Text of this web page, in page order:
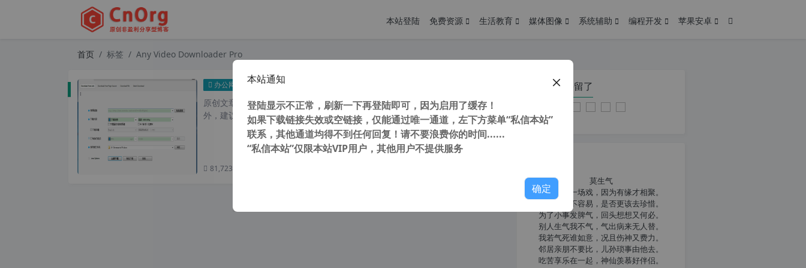
本站登陆 免费资源 生活教育 媒体图像 系统辅助 编程开发 苹果安卓
首页 标签 Any Video Downloader Pro
办公网络 All Video 下载器专业版 v7.25.2.0 汉化中文破解版 YouTube或全网视频下载软件
原创文章，转载请注明： 转载自 cnorg.12hp.de 注意： 由于网站空间位于国
外，建议避开晚上的访问高...
81,723 次浏览
您在本页停留了
莫生气
人生就像一场戏，因为有缘才相聚。
相扶到老不容易，是否更该去珍惜。
为了小事发脾气，回头想想又何必。
别人生气我不气，气出病来无人替。
我若气死谁如意，况且伤神又费力。
邻居亲朋不要比，儿孙琐事由他去。
吃苦享乐在一起，神仙羡慕好伴侣。
本站通知
登陆显示不正常，刷新一下再登陆即可，因为启用了缓存！
如果下载链接失效或空链接，仅能通过唯一通道，左下方菜单“私信本站”
联系，其他通道均得不到任何回复！请不要浪费你的时间......
“私信本站”仅限本站VIP用户，其他用户不提供服务
确定